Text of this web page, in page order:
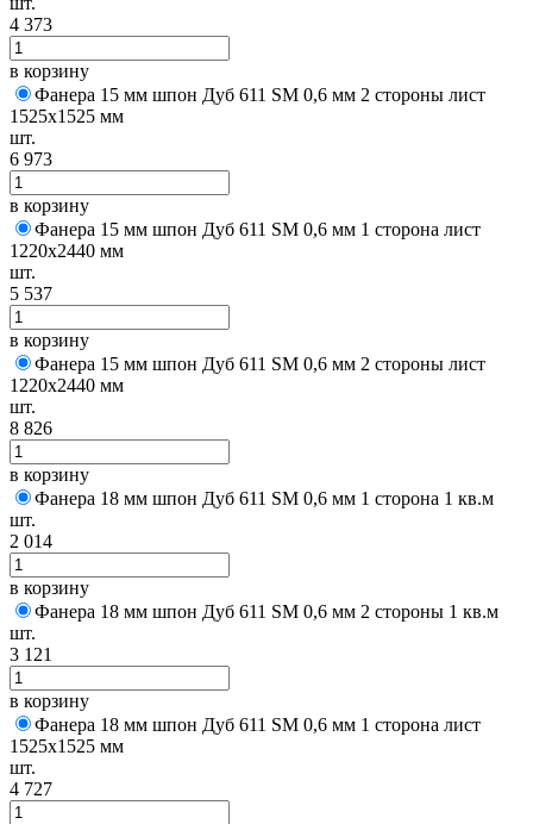
4 373
в корзину
Фанера 15 мм шпон Дуб 611 SM 0,6 мм 2 стороны лист
1525х1525 мм
шт.
6 973
в корзину
Фанера 15 мм шпон Дуб 611 SM 0,6 мм 1 сторона лист
1220х2440 мм
шт.
5 537
в корзину
Фанера 15 мм шпон Дуб 611 SM 0,6 мм 2 стороны лист
1220х2440 мм
шт.
8 826
в корзину
Фанера 18 мм шпон Дуб 611 SM 0,6 мм 1 сторона 1 кв.м
шт.
2 014
в корзину
Фанера 18 мм шпон Дуб 611 SM 0,6 мм 2 стороны 1 кв.м
шт.
3 121
в корзину
Фанера 18 мм шпон Дуб 611 SM 0,6 мм 1 сторона лист
1525х1525 мм
шт.
4 727